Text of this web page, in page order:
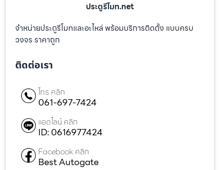
ประตูรีโมท.net
จำหน่ายประตูรีโมทและอะไหล่ พร้อมบริการติดตั้ง แบบครบ
วงจร ราคาถูก
ติดต่อเรา
โทร คลิก
061-697-7424
แอดไลน์ คลิก
ID: 0616977424
Facebook คลิก
Best Autogate